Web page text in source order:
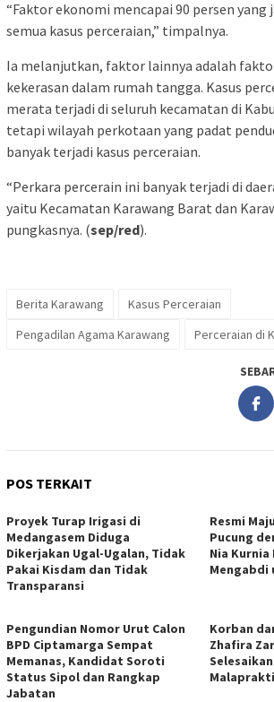
“Faktor ekonomi mencapai 90 persen yang
semua kasus perceraian,” timpalnya.
Ia melanjutkan, faktor lainnya adalah
kekerasan dalam rumah tangga. Kasus
merata terjadi di seluruh kecamatan di
tetapi wilayah perkotaan yang padat
banyak terjadi kasus perceraian.
“Perkara percerain ini banyak terjadi di
yaitu Kecamatan Karawang Barat dan
pungkasnya. (sep/red).
Berita Karawang
Kasus Perceraian
Pengadilan Agama Karawang
Perceraian di
POS TERKAIT
Proyek Turap Irigasi di
Medangasem Diduga
Dikerjakan Ugal-Ugalan, Tidak
Pakai Kisdam dan Tidak
Transparansi
Resmi
Pucung
Nia
Mengabdi
Pengundian Nomor Urut Calon
BPD Ciptamarga Sempat
Memanas, Kandidat Soroti
Status Sipol dan Rangkap
Jabatan
Korban
Zhafira